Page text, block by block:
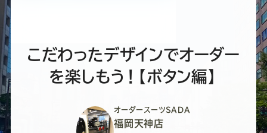
ー
ダ
ー
ダ
ー
ー
ダ
ー
ー
ダ
ー
ダ
ー
こだわったデザインでオーダー
を楽しもう！【ボタン編】
オーダースーツSADA
福岡天神店